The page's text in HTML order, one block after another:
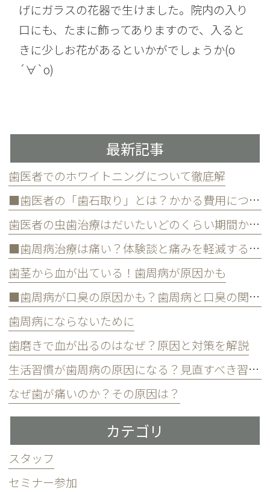
げにガラスの花器で生けました。院内の入り
口にも、たまに飾ってありますので、入ると
きに少しお花があるといかがでしょうか(о
´∀`о)
最新記事
歯医者でのホワイトニングについて徹底解
■歯医者の「歯石取り」とは？かかる費用について
歯医者の虫歯治療はだいたいどのくらい期間かかる？
■歯周病治療は痛い？体験談と痛みを軽減する方法
歯茎から血が出ている！歯周病が原因かも
■歯周病が口臭の原因かも？歯周病と口臭の関係について
歯周病にならないために
歯磨きで血が出るのはなぜ？原因と対策を解説
生活習慣が歯周病の原因になる？見直すべき習慣とは？
なぜ歯が痛いのか？その原因は？
カテゴリ
スタッフ
セミナー参加